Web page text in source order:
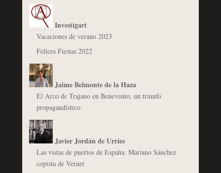
Investigart
Vacaciones de verano 2023
Felices Fiestas 2022
Jaime Belmonte de la Haza
El Arco de Trajano en Benevento, un triunfo
propagandístico
Javier Jordán de Urríes
Las vistas de puertos de España: Mariano Sánchez
copista de Vernet